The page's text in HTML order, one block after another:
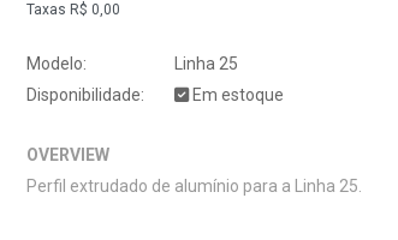
Taxas R$ 0,00
Modelo:
Linha 25
Disponibilidade:
Em estoque
OVERVIEW
Perfil extrudado de alumínio para a Linha 25.